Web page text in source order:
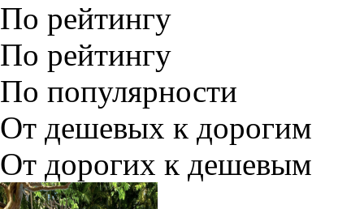
По рейтингу
По рейтингу
По популярности
От дешевых к дорогим
От дорогих к дешевым